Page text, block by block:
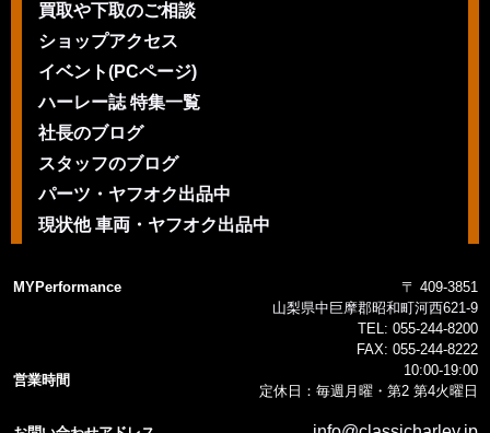
買取や下取のご相談
ショップアクセス
イベント(PCページ)
ハーレー誌 特集一覧
社長のブログ
スタッフのブログ
パーツ・ヤフオク出品中
現状他 車両・ヤフオク出品中
MYPerformance
〒 409-3851
山梨県中巨摩郡昭和町河西621-9
TEL: 055-244-8200
FAX: 055-244-8222
営業時間
10:00-19:00
定休日：毎週月曜・第2 第4火曜日